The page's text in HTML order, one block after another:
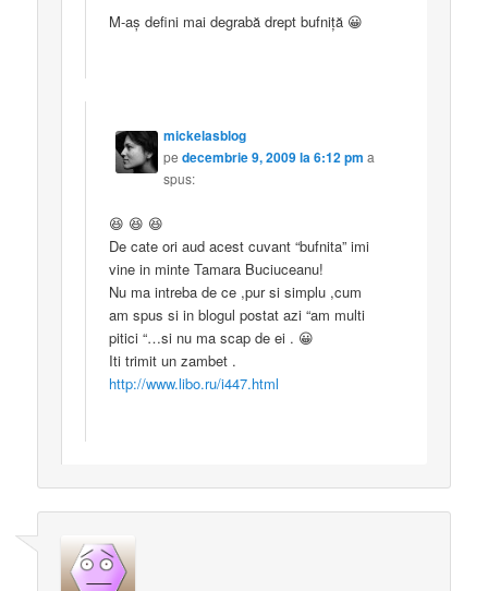
M-aş defini mai degrabă drept bufniţă 😀
mickelasblog
pedecembrie 9, 2009 la 6:12 pm a
spus:
😆 😆 😆
De cate ori aud acest cuvant “bufnita” imi
vine in minte Tamara Buciuceanu!
Nu ma intreba de ce ,pur si simplu ,cum
am spus si in blogul postat azi “am multi
pitici “…si nu ma scap de ei . 😀
Iti trimit un zambet .
http://www.libo.ru/i447.html